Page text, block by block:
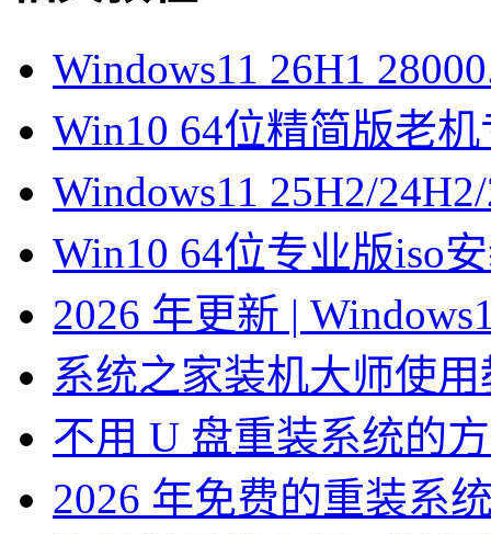
Windows11 26H1
Win10 64位精简版老
Windows11 25H2/
Win10 64位专业版iso
2026 年更新 |
系统之家装机大师使
不用 U 盘重装系统的
2026 年免费的重装系